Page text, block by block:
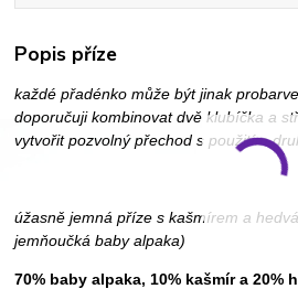
Popis příze
každé přadénko může být jinak
doporučuji kombinovat dvě klubíčka a
vytvořit pozvolný přechod s použitím
úžasně jemná příze s kašmírem a
jemňoučká baby alpaka)
70% baby alpaka, 10% kašmír a 20%